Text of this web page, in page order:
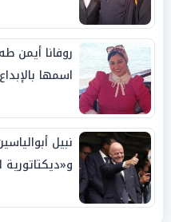
روفانا أيمن
اسمها
نبيل